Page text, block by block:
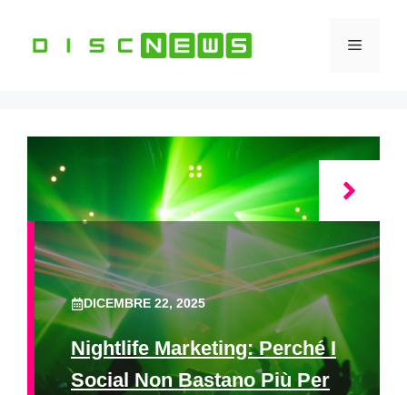
contenuto
Menu
DICEMBRE 22, 2025
Nightlife Marketing: Perché I
Social Non Bastano Più Per